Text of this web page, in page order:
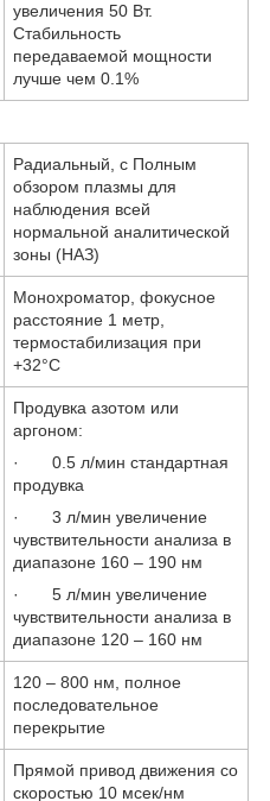
увеличения 50 Вт.
Стабильность
передаваемой мощности
лучше чем 0.1%
Радиальный, с Полным
обзором плазмы для
наблюдения всей
нормальной аналитической
зоны (НАЗ)
Монохроматор, фокусное
расстояние 1 метр,
термостабилизация при
+32°С
Продувка азотом или
аргоном:
·
0.5 л/мин стандартная
продувка
·
3 л/мин увеличение
чувствительности анализа в
диапазоне 160 – 190 нм
·
5 л/мин увеличение
чувствительности анализа в
диапазоне 120 – 160 нм
120 – 800 нм, полное
последовательное
перекрытие
Прямой привод движения со
скоростью 10 мсек/нм